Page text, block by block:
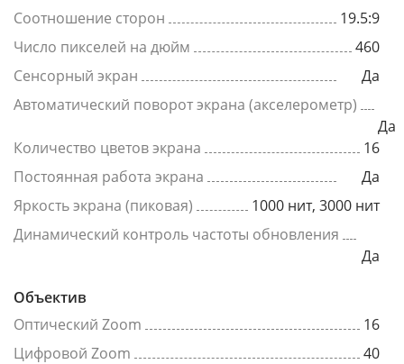
Соотношение сторон
19.5:9
Число пикселей на дюйм
460
Сенсорный экран
Да
Автоматический поворот экрана (акселерометр)
Да
Количество цветов экрана
16
Постоянная работа экрана
Да
Яркость экрана (пиковая)
1000 нит, 3000 нит
Динамический контроль частоты обновления
Да
Объектив
Оптический Zoom
16
Цифровой Zoom
40